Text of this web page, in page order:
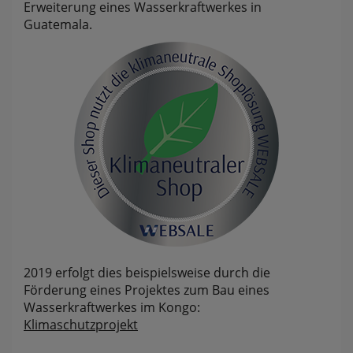
Erweiterung eines Wasserkraftwerkes in
Guatemala.
2019 erfolgt dies beispielsweise durch die
Förderung eines Projektes zum Bau eines
Wasserkraftwerkes im Kongo:
Klimaschutzprojekt
websale_useragreement_optin_searchinput_cookie
websale_useragreement_optin_welcomecookie
websale_useragreement_optin_userlike_chat
Diese Cookies speichern die Cookie-Einstellungen
der Besucher, die in der Cookie Box von
www.pferdekaemper.de ausgewählt wurden.
ws_basket_pferdekaemper
Dieses Cookie speichert die Artikel im Warenkorb.
Statistik
RefererCookie
ws_pferdekaemper_01-aa_subref
Diese Cookies zeigen uns, wie oft eine Seite über
unseren Newsletter aufgerufen wurde.
FactFinder Tracking